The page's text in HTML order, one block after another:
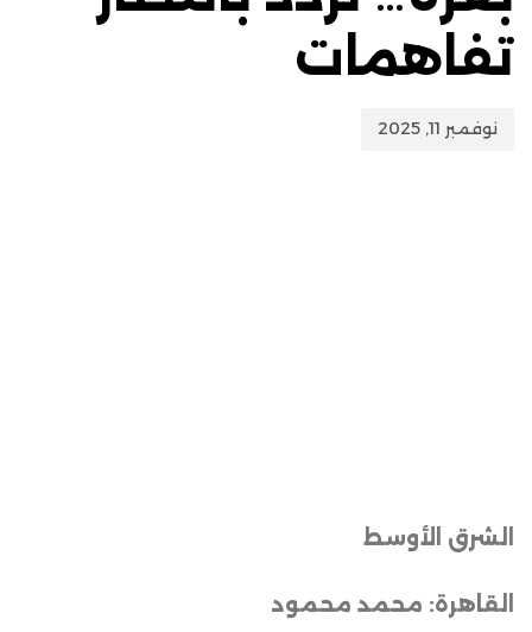
تفاهمات
نوفمبر 11, 2025
الشرق الأوسط
القاهرة: محمد محمود